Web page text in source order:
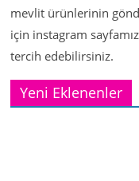
mevlit ürünlerinin
için instagram
tercih edebilirsiniz.
Yeni Eklenenler